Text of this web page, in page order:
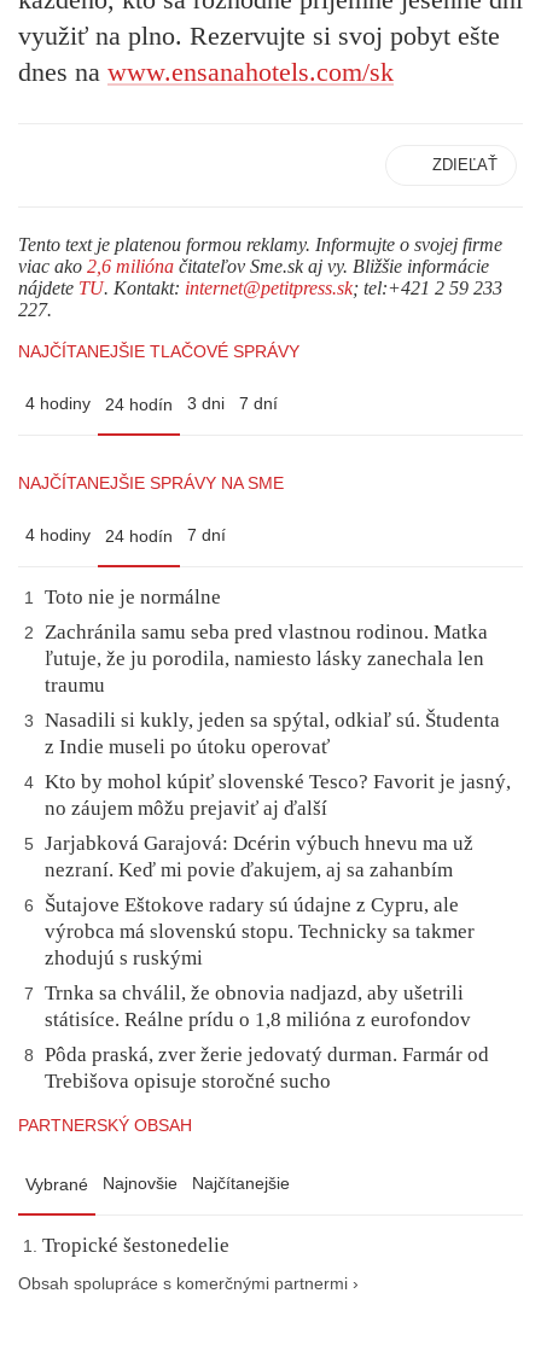
využiť na plno. Rezervujte si svoj pobyt ešte
dnes na www.ensanahotels.com/sk
ZDIEĽAŤ
Tento text je platenou formou reklamy. Informujte o svojej firme
viac ako 2,6 milióna čitateľov Sme.sk aj vy. Bližšie informácie
nájdete TU. Kontakt: internet@petitpress.sk; tel:+421 2 59 233
227.
NAJČÍTANEJŠIE TLAČOVÉ SPRÁVY
4 hodiny 24 hodín 3 dni 7 dní
NAJČÍTANEJŠIE SPRÁVY NA SME
4 hodiny 24 hodín 7 dní
1 Toto nie je normálne
2
Zachránila samu seba pred vlastnou rodinou. Matka
ľutuje, že ju porodila, namiesto lásky zanechala len
traumu
3
Nasadili si kukly, jeden sa spýtal, odkiaľ sú. Študenta
z Indie museli po útoku operovať
4 Kto by mohol kúpiť slovenské Tesco? Favorit je jasný,
no záujem môžu prejaviť aj ďalší
5
Jarjabková Garajová: Dcérin výbuch hnevu ma už
nezraní. Keď mi povie ďakujem, aj sa zahanbím
6
Šutajove Eštokove radary sú údajne z Cypru, ale
výrobca má slovenskú stopu. Technicky sa takmer
zhodujú s ruskými
7
Trnka sa chválil, že obnovia nadjazd, aby ušetrili
státisíce. Reálne prídu o 1,8 milióna z eurofondov
8
Pôda praská, zver žerie jedovatý durman. Farmár od
Trebišova opisuje storočné sucho
PARTNERSKÝ OBSAH
Vybrané Najnovšie Najčítanejšie
Tropické šestonedelie
Obsah spolupráce s komerčnými partnermi ›